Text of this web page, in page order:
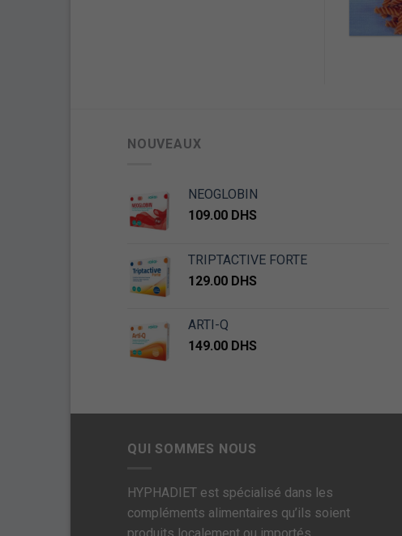
NOUVEAUX
NEOGLOBIN
109.00 DHS
TRIPTACTIVE FORTE
129.00 DHS
ARTI-Q
149.00 DHS
QUI SOMMES NOUS
HYPHADIET est spécialisé dans les
compléments alimentaires qu’ils soient